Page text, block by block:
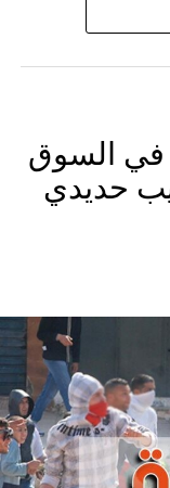
نوكينوفا
عظام
متعددة على
(43 عاما) اتهامات بالتعذيب
عقوبة
في السوق
حديدي